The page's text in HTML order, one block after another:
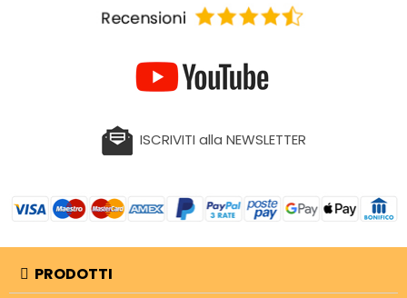
ISCRIVITI alla NEWSLETTER
PRODOTTI